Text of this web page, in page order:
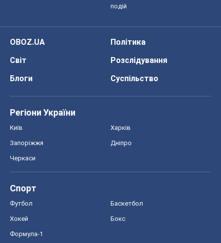
подій
OBOZ.UA
Політика
Світ
Розслідування
Блоги
Суспільство
Регіони України
Київ Харків
Запоріжжя Дніпро
Черкаси
Спорт
Футбол Баскетбол
Хокей Бокс
Формула-1